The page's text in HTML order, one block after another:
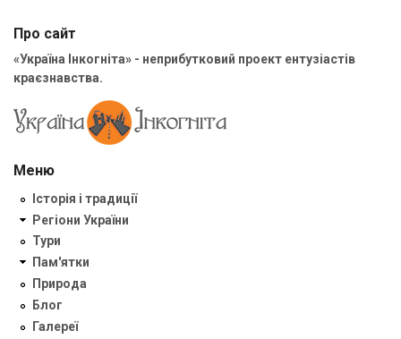
Про сайт
«Україна Інкогніта» - неприбутковий проект ентузіастів
краєзнавства.
Меню
Історія і традиції
Регіони України
Тури
Пам'ятки
Природа
Блог
Галереї